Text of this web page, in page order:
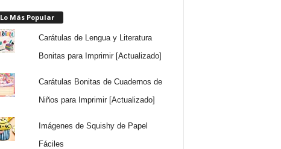
Lo Más Popular
Carátulas de Lengua y Literatura
Bonitas para Imprimir [Actualizado]
Carátulas Bonitas de Cuadernos de
Niños para Imprimir [Actualizado]
Imágenes de Squishy de Papel
Fáciles